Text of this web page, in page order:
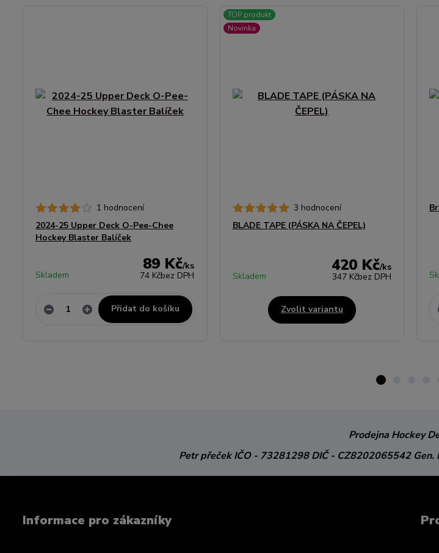
1 hodnocení
2024-25 Upper Deck O-Pee-Chee
Hockey Blaster Balíček
89 Kč/ks
74 Kčbez DPH
Skladem
Přidat do košíku
TOP produkt
Novinka
3 hodnocení
BLADE TAPE (PÁSKA NA ČEPEL)
420 Kč/ks
347 Kčbez DPH
Skladem
Zvolit variantu
Prodejna Hockey
Petr přečekIČO - 73281298DIČ - CZ8202065542 Gen.
Informace pro zákazníky